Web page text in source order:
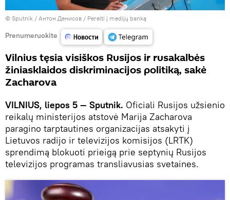
© Sputnik / Антон Денисов / Pereiti į medijų banką
Prenumeruokite
Vilnius tęsia visiškos Rusijos ir rusakalbės
žiniasklaidos diskriminacijos politiką, sakė
Zacharova
VILNIUS, liepos 5 — Sputnik. Oficiali Rusijos užsienio
reikalų ministerijos atstovė Marija Zacharova
paragino tarptautines organizacijas atsakyti į
Lietuvos radijo ir televizijos komisijos (LRTK)
sprendimą blokuoti prieigą prie septynių Rusijos
televizijos programas transliavusias svetaines.